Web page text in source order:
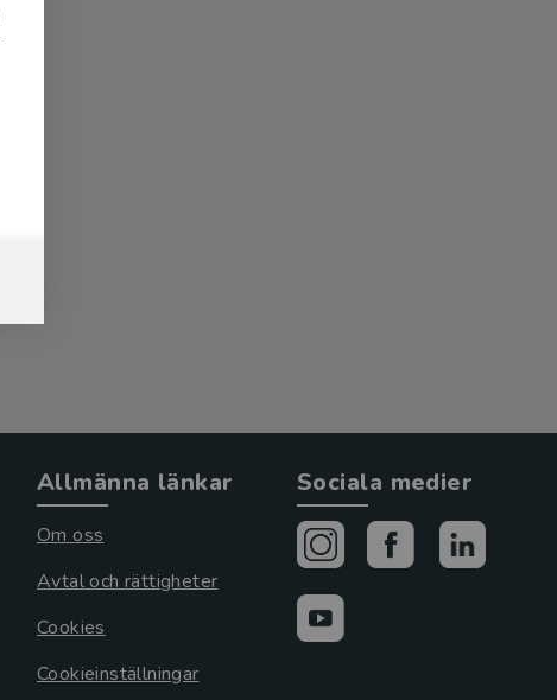
Allmänna länkar
Om oss
Avtal och rättigheter
Cookies
Cookieinställningar
Sociala medier